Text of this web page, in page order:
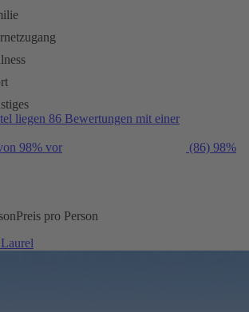
liegen 86 Bewertungen mit einer
98% vor (86) 98%
Preis pro Person